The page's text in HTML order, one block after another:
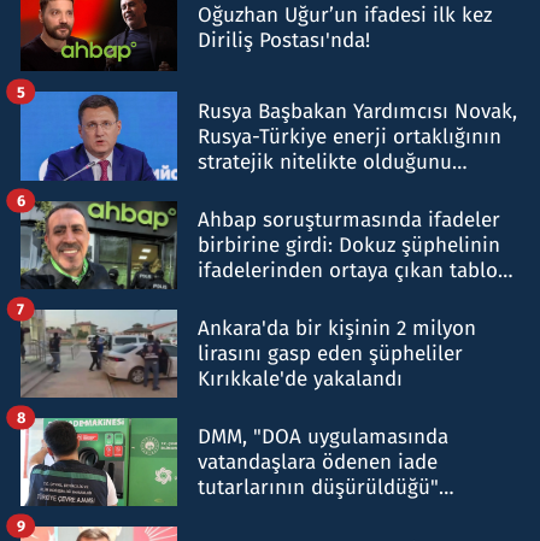
Oğuzhan Uğur’un ifadesi ilk kez
Diriliş Postası'nda!
Rusya Başbakan Yardımcısı Novak,
Rusya-Türkiye enerji ortaklığının
stratejik nitelikte olduğunu
5
Ahbap soruşturmasında ifadeler
birbirine girdi: Dokuz şüphelinin
ifadelerinden ortaya çıkan tablo
6
Ankara'da bir kişinin 2 milyon
lirasını gasp eden şüpheliler
Kırıkkale'de yakalandı
7
DMM, "DOA uygulamasında
vatandaşlara ödenen iade
tutarlarının düşürüldüğü"
8
9